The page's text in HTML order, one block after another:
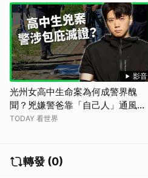
影音
光州女高中生命案為何成警界醜
聞？兇嫌警爸靠「自己人」通風報
信大滅證？官官相護如何殺死真
TODAY 看世界
轉發 (0)